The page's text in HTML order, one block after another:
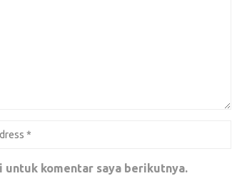
untuk komentar saya berikutnya.